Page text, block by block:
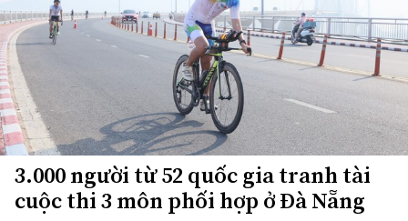
3.000 người từ 52 quốc gia tranh tài
cuộc thi 3 môn phối hợp ở Đà Nẵng